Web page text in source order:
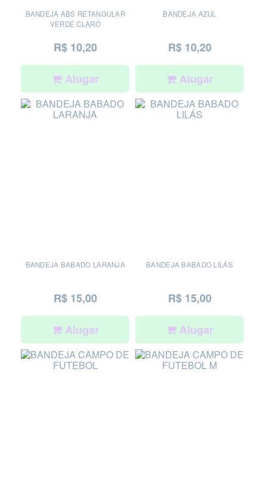
BANDEJA ABS RETANGULAR
VERDE CLARO
R$ 10,20
Alugar
BANDEJA AZUL
R$ 10,20
Alugar
BANDEJA BABADO LARANJA
R$ 15,00
Alugar
BANDEJA BABADO LILÁS
R$ 15,00
Alugar